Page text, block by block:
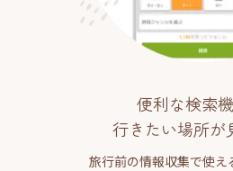
便利な検索
行きたい場所が
旅行前の情報収集で使え